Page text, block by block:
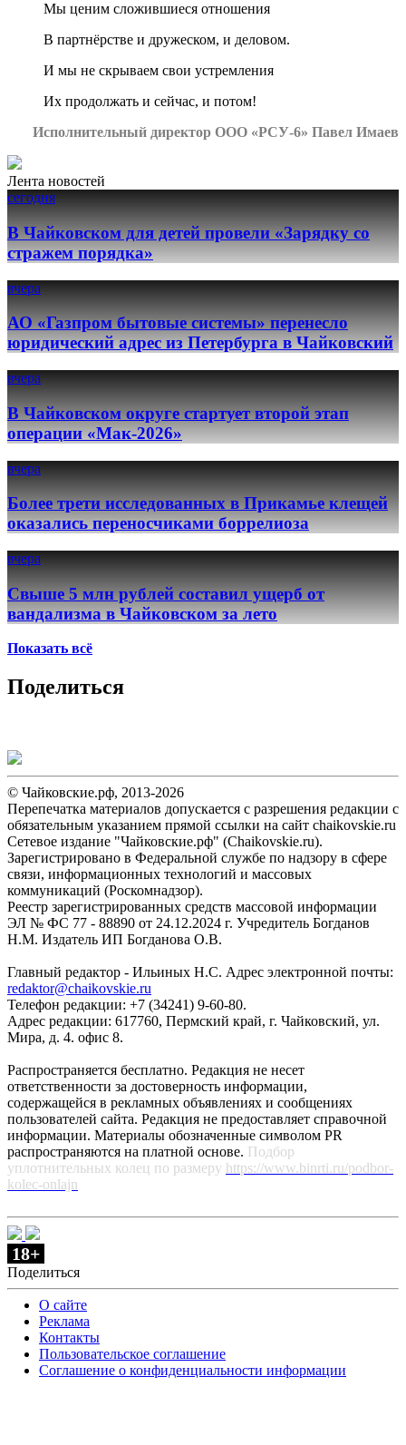
Мы ценим сложившиеся отношения
В партнёрстве и дружеском, и деловом.
И мы не скрываем свои устремления
Их продолжать и сейчас, и потом!
Исполнительный директор ООО «РСУ-6» Павел Имаев
Лента новостей
сегодня
В Чайковском для детей провели «Зарядку со
стражем порядка»
вчера
АО «Газпром бытовые системы» перенесло
юридический адрес из Петербурга в Чайковский
вчера
В Чайковском округе стартует второй этап
операции «Мак-2026»
вчера
Более трети исследованных в Прикамье клещей
оказались переносчиками боррелиоза
вчера
Свыше 5 млн рублей составил ущерб от
вандализма в Чайковском за лето
Показать всё
Поделиться
© Чайковские.рф, 2013-2026
Перепечатка материалов допускается с разрешения редакции с
обязательным указанием прямой ссылки на сайт chaikovskie.ru
Сетевое издание "Чайковские.рф" (Chaikovskie.ru).
Зарегистрировано в Федеральной службе по надзору в сфере
связи, информационных технологий и массовых
коммуникаций (Роскомнадзор).
Реестр зарегистрированных средств массовой информации
ЭЛ № ФС 77 - 88890 от 24.12.2024 г. Учредитель Богданов
Н.М. Издатель ИП Богданова О.В.
Главный редактор - Ильиных Н.С. Адрес электронной почты:
redaktor@chaikovskie.ru
Телефон редакции: +7 (34241) 9-60-80.
Адрес редакции: 617760, Пермский край, г. Чайковский, ул.
Мира, д. 4. офис 8.
Распространяется бесплатно. Редакция не несет
ответственности за достоверность информации,
содержащейся в рекламных объявлениях и сообщениях
пользователей сайта. Редакция не предоставляет справочной
информации. Материалы обозначенные символом PR
распространяются на платной основе. Подбор
уплотнительных колец по размеру https://www.binrti.ru/podbor-
kolec-onlajn
18+
Поделиться
О сайте
Реклама
Контакты
Пользовательское соглашение
Соглашение о конфиденциальности информации